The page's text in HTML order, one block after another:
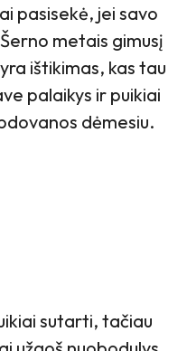
pasisekė, jei savo
metais gimusį
ištikimas, kas tau
palaikys ir puikiai
dėmesiu.
sutarti, tačiau